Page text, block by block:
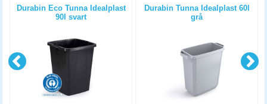
Durabin Eco Tunna Idealplast
90l svart
Durabin Tunna Idealplast 60l
grå